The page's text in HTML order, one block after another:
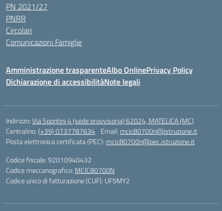
PN 2021/27
PNRR
Circolari
Comunicazioni Famiglie
Amministrazione trasparenteAlbo OnlinePrivacy Policy
Dichiarazione di accessibilitàNote legali
Indirizzo:Via Spontini 4 (sede provvisoria) 62024, MATELICA (MC)
Centralino:(+39) 0737787634 Email: mcic80700n@istruzione.it
Posta elettronica certificata (PEC): mcic80700n@pec.istruzione.it
Codice fiscale: 92010940432
Codice meccanografico: MCIC80700N
Codice unico di fatturazione (CUF): UF5MY2